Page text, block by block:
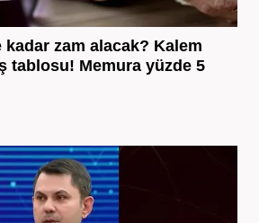
kadar zam alacak? Kalem
tablosu! Memura yüzde 5